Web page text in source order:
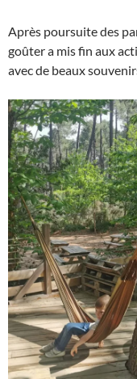
Après poursuite des
goûter a mis fin aux
avec de beaux